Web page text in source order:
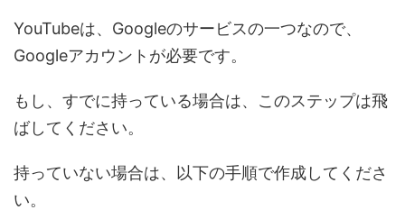
YouTubeは、Googleのサービスの一つなので、
Googleアカウントが必要です。
もし、すでに持っている場合は、このステップは飛
ばしてください。
持っていない場合は、以下の手順で作成してくださ
い。